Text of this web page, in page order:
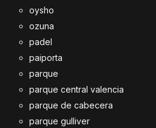
oysho
ozuna
padel
paiporta
parque
parque central valencia
parque de cabecera
parque gulliver